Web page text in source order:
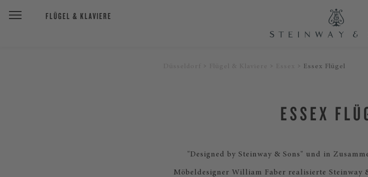
FLÜGEL & KLAVIERE
Essex Flügel
ESSEX
"Designed by Steinway & Sons" und in
Möbeldesigner William Faber realisierte Steinway